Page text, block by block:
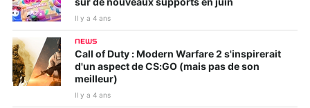
sur de nouveaux supports en juin
Il y a 4 ans
NEWS
Call of Duty : Modern Warfare 2 s'inspirerait
d'un aspect de CS:GO (mais pas de son
meilleur)
Il y a 4 ans